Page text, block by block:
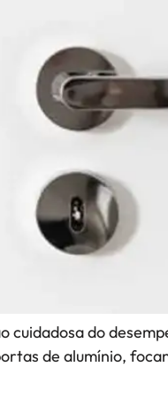
cuidadosa do
de alumínio,